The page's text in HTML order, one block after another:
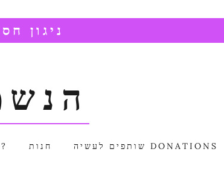
ניגון
מה זה ניגון? חנות שותפים לעשיה DONATIONS